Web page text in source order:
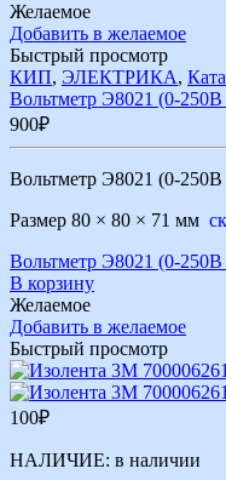
Желаемое
Добавить в желаемое
Быстрый просмотр
КИП, ЭЛЕКТРИКА,
Вольтметр Э8021 (0-
900₽
Вольтметр Э8021 (0-
Размер 80 × 80 × 71 мм
Вольтметр Э8021 (0-
В корзину
Желаемое
Добавить в желаемое
Быстрый просмотр
100₽
НАЛИЧИЕ: в наличии